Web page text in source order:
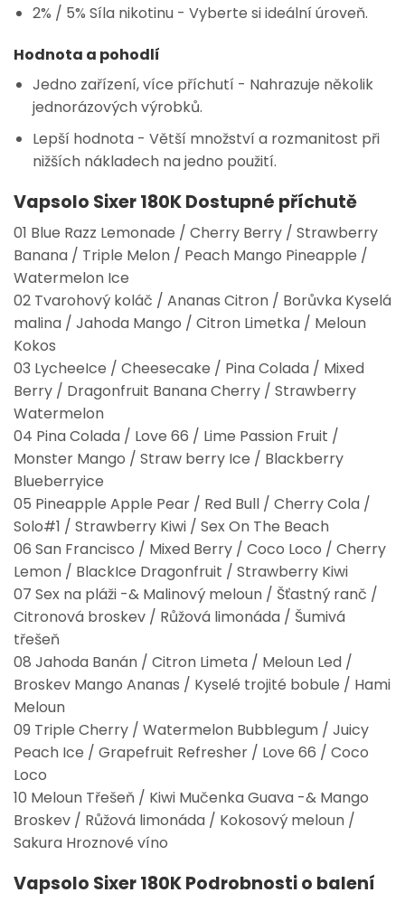
2% / 5% Síla nikotinu- Vyberte si ideální úroveň.
Hodnota a pohodlí
Jedno zařízení, více příchutí - Nahrazuje několik
jednorázových výrobků.
Lepší hodnota- Větší množství a rozmanitost při
nižších nákladech na jedno použití.
Vapsolo Sixer 180KDostupné příchutě
01 Blue Razz Lemonade / Cherry Berry / Strawberry
Banana / Triple Melon / Peach Mango Pineapple /
Watermelon Ice
02 Tvarohový koláč / Ananas Citron / Borůvka Kyselá
malina / Jahoda Mango / Citron Limetka / Meloun
Kokos
03 LycheeIce / Cheesecake / Pina Colada / Mixed
Berry / Dragonfruit Banana Cherry / Strawberry
Watermelon
04 Pina Colada / Love 66 / Lime Passion Fruit /
Monster Mango / Straw berry Ice / Blackberry
Blueberryice
05 Pineapple Apple Pear / Red Bull / Cherry Cola /
Solo#1 / Strawberry Kiwi / Sex On The Beach
06 San Francisco / Mixed Berry / Coco Loco / Cherry
Lemon / BlackIce Dragonfruit / Strawberry Kiwi
07 Sex na pláži -& Malinový meloun / Šťastný ranč /
Citronová broskev / Růžová limonáda / Šumivá
třešeň
08 Jahoda Banán / Citron Limeta / Meloun Led /
Broskev Mango Ananas / Kyselé trojité bobule / Hami
Meloun
09 Triple Cherry / Watermelon Bubblegum / Juicy
Peach Ice / Grapefruit Refresher / Love 66 / Coco
Loco
10 Meloun Třešeň / Kiwi Mučenka Guava -& Mango
Broskev / Růžová limonáda / Kokosový meloun /
Sakura Hroznové víno
Vapsolo Sixer 180KPodrobnosti o balení